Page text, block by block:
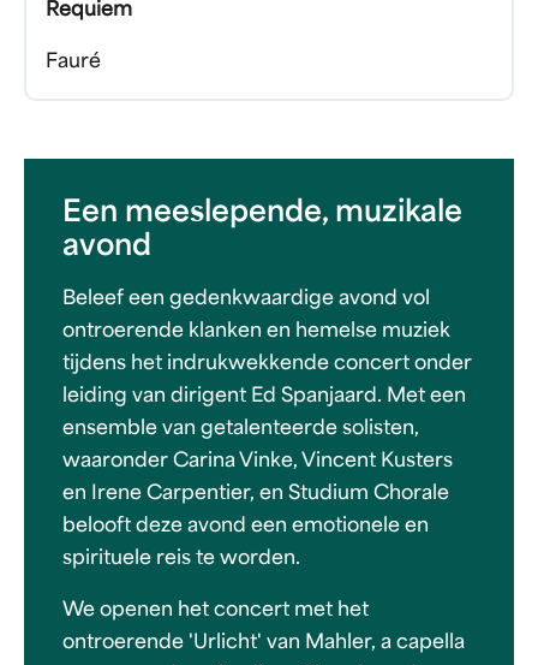
Requiem
Fauré
Een meeslepende, muzikale
avond
Beleef een gedenkwaardige avond vol
ontroerende klanken en hemelse muziek
tijdens het indrukwekkende concert onder
leiding van dirigent Ed Spanjaard. Met een
ensemble van getalenteerde solisten,
waaronder Carina Vinke, Vincent Kusters
en Irene Carpentier, en Studium Chorale
belooft deze avond een emotionele en
spirituele reis te worden.
We openen het concert met het
ontroerende 'Urlicht' van Mahler, a capella